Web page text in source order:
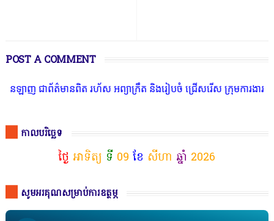
POST A COMMENT
នពិត រហ័ស អព្យាក្រឹត និងរៀបចំ ជ្រើសរើស ក្រុមការងារ នៅតាមបណ្តាល
កាលបរិច្ឆេទ
ថ្ងៃ អាទិត្យ ទី 09 ខែ សីហា ឆ្នាំ 2026
សូមអរគុណសម្រាប់ការឧត្ថម្ភ